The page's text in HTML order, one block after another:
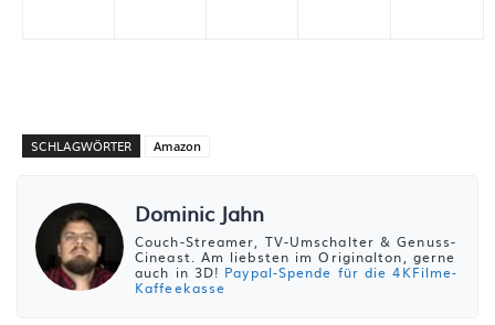
SCHLAGWÖRTER Amazon
Dominic Jahn
Couch-Streamer, TV-Umschalter & Genuss-
Cineast. Am liebsten im Originalton, gerne
auch in 3D! Paypal-Spende für die 4KFilme-
Kaffeekasse